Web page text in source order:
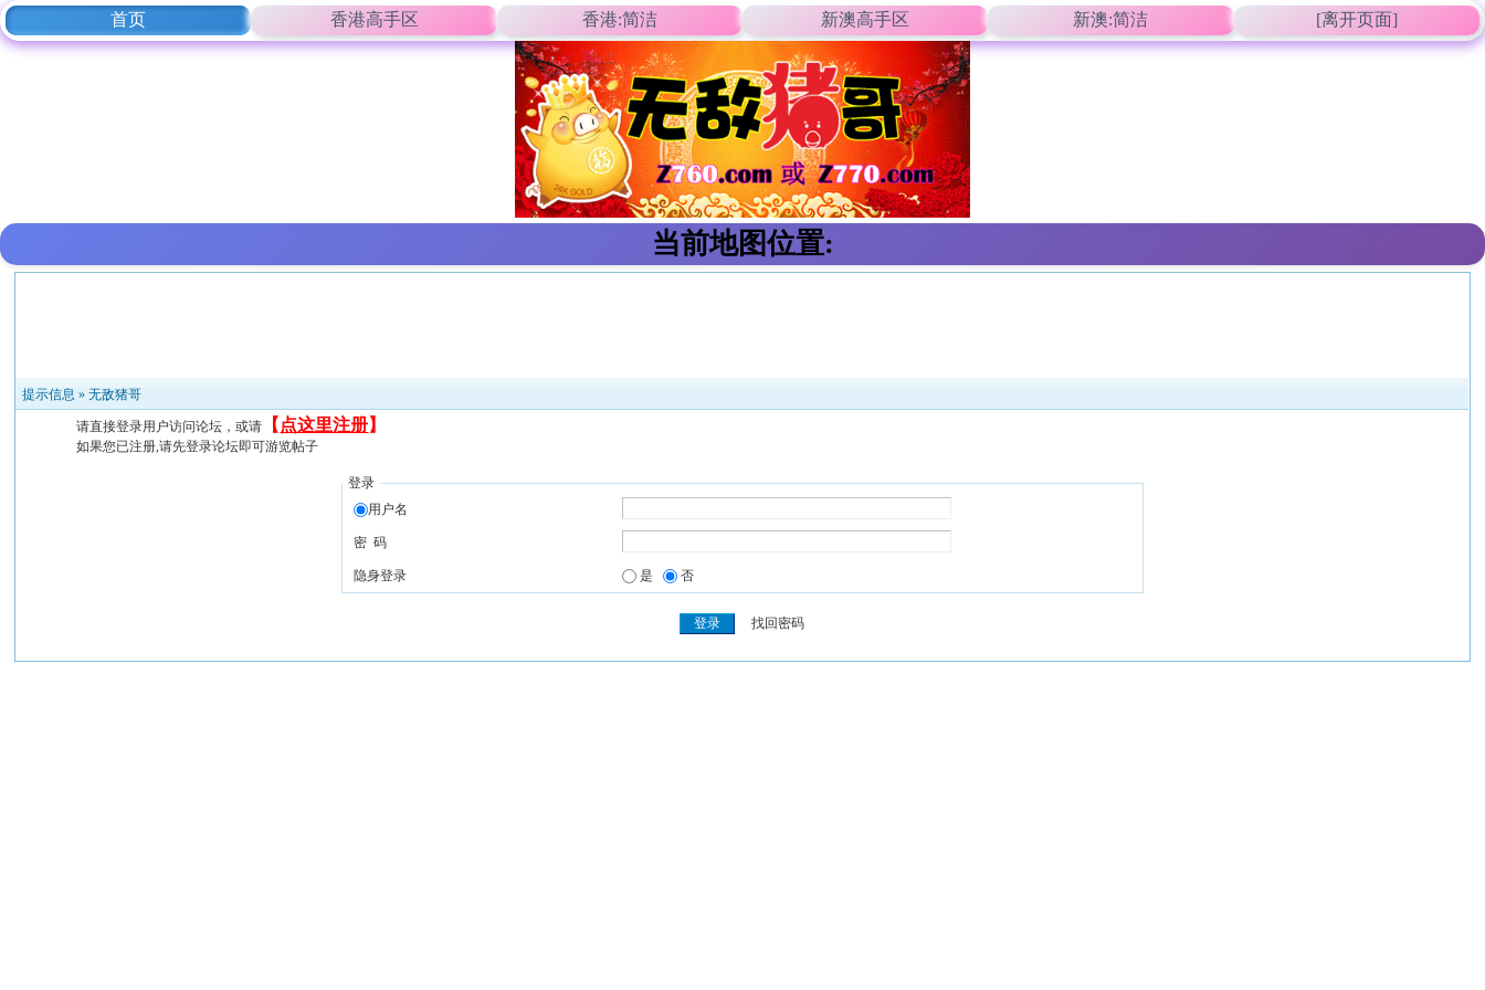
首页 香港高手区 香港:简洁 新澳高手区 新澳:简洁 [离开页面]
当前地图位置:
提示信息 »无敌猪哥
请直接登录用户访问论坛，或请 【 点这里注册】
如果您已注册,请先登录论坛即可游览帖子
登录
用户名
密 码
隐身登录 是 否
找回密码